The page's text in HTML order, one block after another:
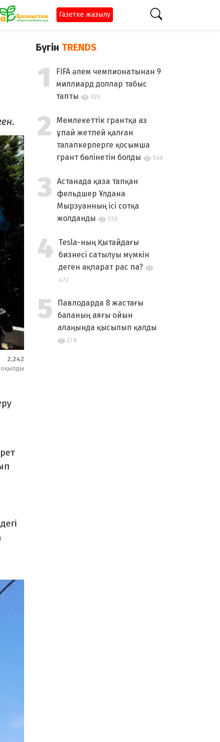
Газетке жазылу
2,242
оқылды
Бүгін TRENDS
FIFA әлем чемпионатынан 9
миллиард доллар табыс
тапты
926
Мемлекеттік грантқа аз
ұпай жетпей қалған
талапкерлерге қосымша
грант бөлінетін болды
560
Астанада қаза тапқан
фельдшер Ұлдана
Мырзуанның ісі сотқа
жолданды
556
Tesla-ның Қытайдағы
бизнесі сатылуы мүмкін
деген ақпарат рас па?
472
Павлодарда 8 жастағы
баланың аяғы ойын
алаңында қысылып қалды
278